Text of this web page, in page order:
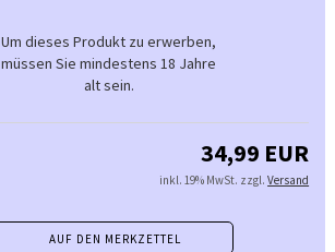
Um dieses Produkt zu erwerben,
müssen Sie mindestens 18 Jahre
alt sein.
34,99 EUR
inkl. 19% MwSt. zzgl.Versand
AUF DEN MERKZETTEL